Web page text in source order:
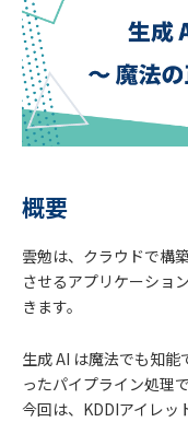
概要
雲勉は、クラウドで構
させるアプリケーショ
きます。
生成 AI は魔法でも知
ったパイプライン処理で
今回は、KDDIアイレッ